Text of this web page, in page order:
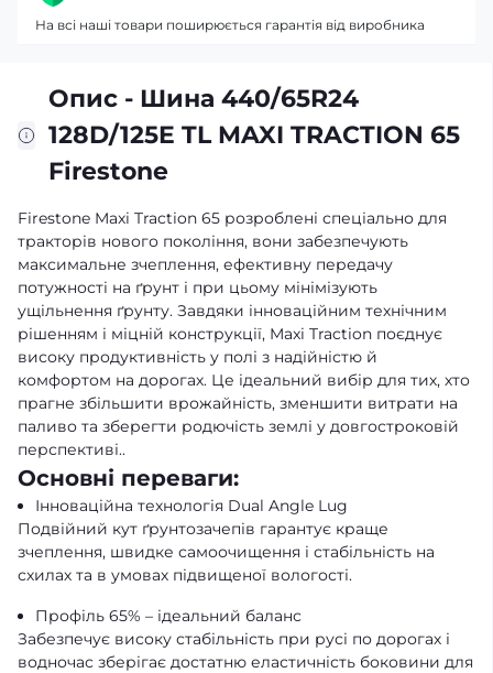
Опис - Шина 440/65R24
128D/125E TL MAXI TRACTION 65
Firestone
Firestone Maxi Traction 65 розроблені спеціально для
тракторів нового покоління, вони забезпечують
максимальне зчеплення, ефективну передачу
потужності на ґрунт і при цьому мінімізують
ущільнення ґрунту. Завдяки інноваційним технічним
рішенням і міцній конструкції, Maxi Traction поєднує
високу продуктивність у полі з надійністю й
комфортом на дорогах. Це ідеальний вибір для тих, хто
прагне збільшити врожайність, зменшити витрати на
паливо та зберегти родючість землі у довгостроковій
перспективі..
Основні переваги:
Інноваційна технологія Dual Angle Lug
Подвійний кут ґрунтозачепів гарантує краще
зчеплення, швидке самоочищення і стабільність на
схилах та в умовах підвищеної вологості.
Профіль 65% – ідеальний баланс
Забезпечує високу стабільність при русі по дорогах і
водночас зберігає достатню еластичність боковини для
На всі наші товари поширюється гарантія від виробника